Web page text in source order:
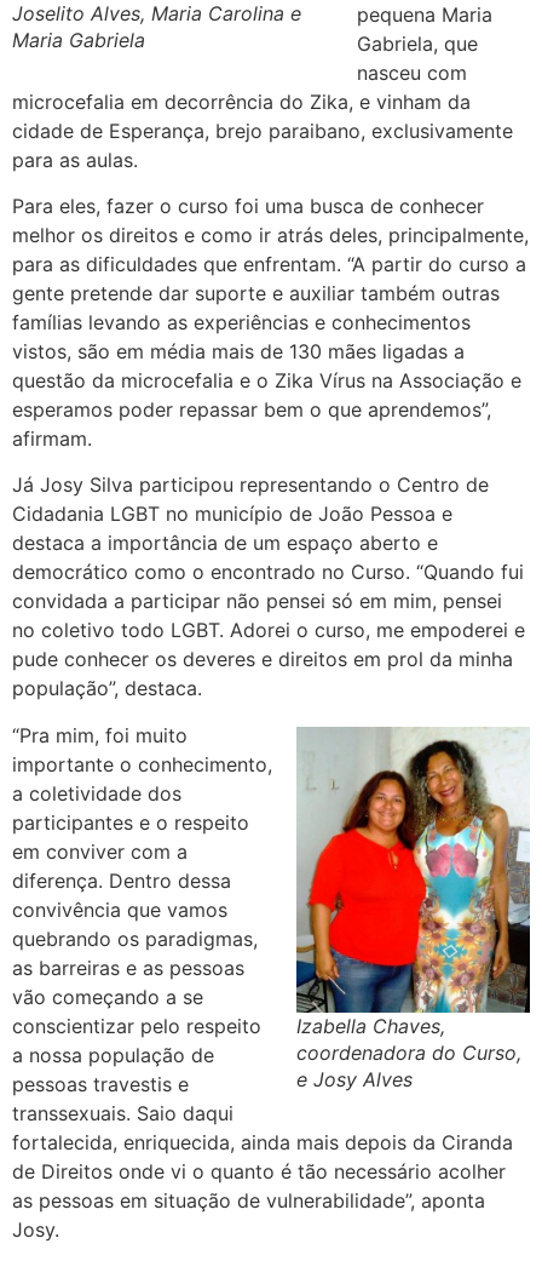
Joselito Alves, Maria Carolina e
Maria Gabriela
pequena Maria
Gabriela, que
nasceu com
microcefalia em decorrência do Zika, e vinham da
cidade de Esperança, brejo paraibano, exclusivamente
para as aulas.
Para eles, fazer o curso foi uma busca de conhecer
melhor os direitos e como ir atrás deles, principalmente,
para as dificuldades que enfrentam. “A partir do curso a
gente pretende dar suporte e auxiliar também outras
famílias levando as experiências e conhecimentos
vistos, são em média mais de 130 mães ligadas a
questão da microcefalia e o Zika Vírus na Associação e
esperamos poder repassar bem o que aprendemos”,
afirmam.
Já Josy Silva participou representando o Centro de
Cidadania LGBT no município de João Pessoa e
destaca a importância de um espaço aberto e
democrático como o encontrado no Curso. “Quando fui
convidada a participar não pensei só em mim, pensei
no coletivo todo LGBT. Adorei o curso, me empoderei e
pude conhecer os deveres e direitos em prol da minha
população”, destaca.
Izabella Chaves,
coordenadora do Curso,
e Josy Alves
“Pra mim, foi muito
importante o conhecimento,
a coletividade dos
participantes e o respeito
em conviver com a
diferença. Dentro dessa
convivência que vamos
quebrando os paradigmas,
as barreiras e as pessoas
vão começando a se
conscientizar pelo respeito
a nossa população de
pessoas travestis e
transsexuais. Saio daqui
fortalecida, enriquecida, ainda mais depois da Ciranda
de Direitos onde vi o quanto é tão necessário acolher
as pessoas em situação de vulnerabilidade”, aponta
Josy.